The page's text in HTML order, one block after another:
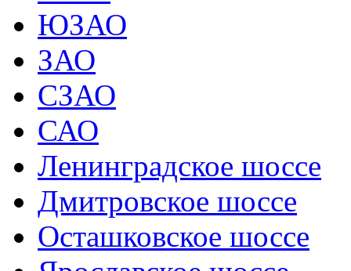
ЮЗАО
ЗАО
СЗАО
САО
Ленинградское шоссе
Дмитровское шоссе
Осташковское шоссе